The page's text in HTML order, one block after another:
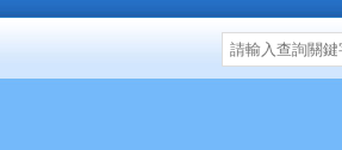
搜尋表單
Search this